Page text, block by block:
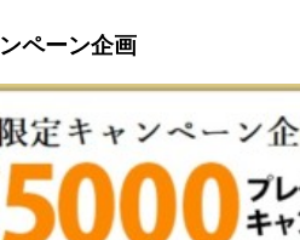
ペーン企画